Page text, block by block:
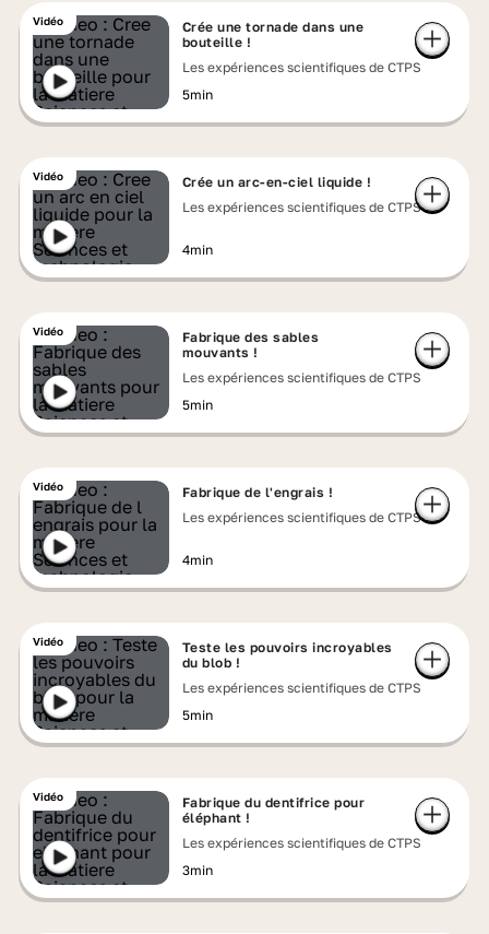
Vidéo
Crée une tornade dans une
bouteille !
Les expériences scientifiques de CTPS
5min
Vidéo
Crée un arc-en-ciel liquide !
Les expériences scientifiques de CTPS
4min
Vidéo
Fabrique des sables
mouvants !
Les expériences scientifiques de CTPS
5min
Vidéo
Fabrique de l'engrais !
Les expériences scientifiques de CTPS
4min
Vidéo
Teste les pouvoirs incroyables
du blob !
Les expériences scientifiques de CTPS
5min
Vidéo
Fabrique du dentifrice pour
éléphant !
Les expériences scientifiques de CTPS
3min